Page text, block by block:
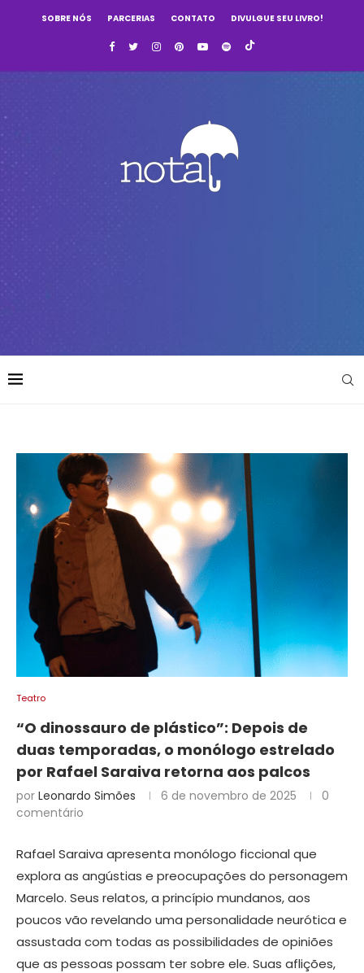
SOBRE NÓS PARCERIAS CONTATO DIVULGUE SEU LIVRO!
Teatro
“O dinossauro de plástico”: Depois de
duas temporadas, o monólogo estrelado
por Rafael Saraiva retorna aos palcos
por Leonardo Simões 6 de novembro de 2025
0
comentário
Rafael Saraiva apresenta monólogo ficcional que
explora as angústias e preocupações do personagem
Marcelo. Seus relatos, a princípio mundanos, aos
poucos vão revelando uma personalidade neurótica e
assustada com todas as possibilidades de opiniões
que as pessoas possam ter sobre ele. Suas aflições,